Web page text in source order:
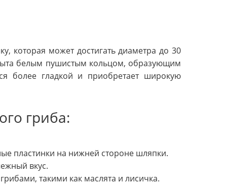
которая может достигать диаметра до 30
белым пушистым кольцом, образующим
более гладкой и приобретает широкую
гриба:
пластинки на нижней стороне шляпки.
вкус.
такими как маслята и лисичка.